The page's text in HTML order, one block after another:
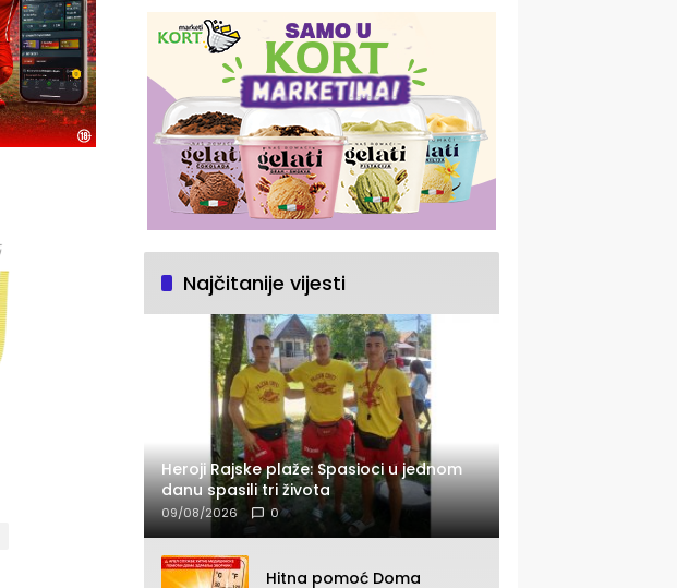
Najčitanije vijesti
Heroji Rajske plaže: Spasioci u jednom
danu spasili tri života
09/08/2026 0
Hitna pomoć Doma